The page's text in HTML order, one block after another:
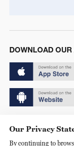
DOWNLOAD OUR
京ICP备20000184号
Our Privacy
By continuing to